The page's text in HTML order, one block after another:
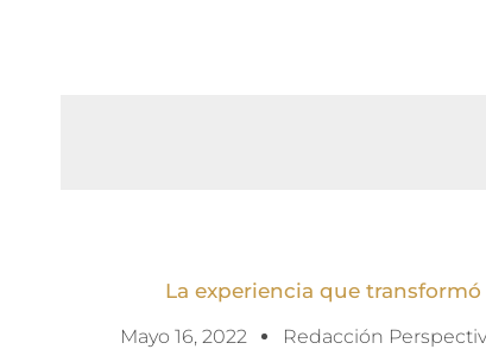
La experiencia que
Mayo 16, 2022 Redacción